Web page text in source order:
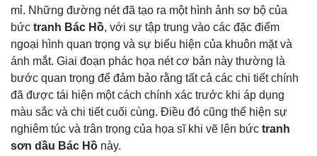
mỉ. Những đường nét đã tạo ra một hình ảnh sơ bộ của
bức tranh Bác Hồ, với sự tập trung vào các đặc điểm
ngoại hình quan trọng và sự biểu hiện của khuôn mặt và
ánh mắt. Giai đoạn phác họa nét cơ bản này thường là
bước quan trọng để đảm bảo rằng tất cả các chi tiết chính
đã được tái hiện một cách chính xác trước khi áp dụng
màu sắc và chi tiết cuối cùng. Điều đó cũng thể hiện sự
nghiêm túc và trân trọng của họa sĩ khi vẽ lên bức tranh
sơn dầu Bác Hồ này.